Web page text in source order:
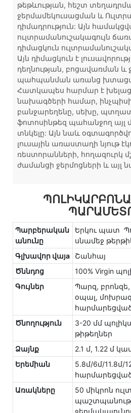
թեթևության, հեշտ
ջերմամեկուսացման և
դիմադրություն: Այն
ուլտրամանուշակագույն
դիմացկուն
Այն դիմացկուն է
դեղնության, բոցավառման և
պահպանման առանց
Հատկապես հարմար է
նախագծերի համար,
բանջարեղենը, սեխը,
ֆոտոսինթեզ պահանջող այլ
տնկելը: Այն նաև
լուսային առաստաղի նյութ
ռեստորանների, հողազուրկ
ժամանցի ջերմոցների և այլ
Պարբերական
անունը
Երկու պատ
սնամեջ
Գլխավոր վայa
Շանհայ
Ծննդոց
100% Virgin
Գույներ
Պարզ,
օպալ,
Ծնողություն
3-20 մմ
թիթեղներ
Ձայնք
2.1 մ, 1.22 մ
Երեմիան
5.8մ/6մ/11.8մ/
Առակները
50 միկրոն